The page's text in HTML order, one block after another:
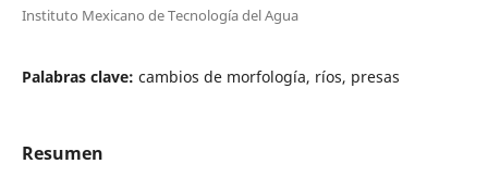
Instituto Mexicano de Tecnología del Agua
Palabras clave: cambios de morfología, rí­os, presas
Resumen